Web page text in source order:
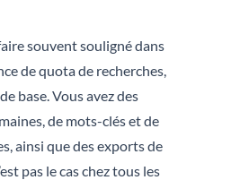
souvent souligné dans
de quota de recherches,
base. Vous avez des
de mots-clés et de
ainsi que des exports de
pas le cas chez tous les